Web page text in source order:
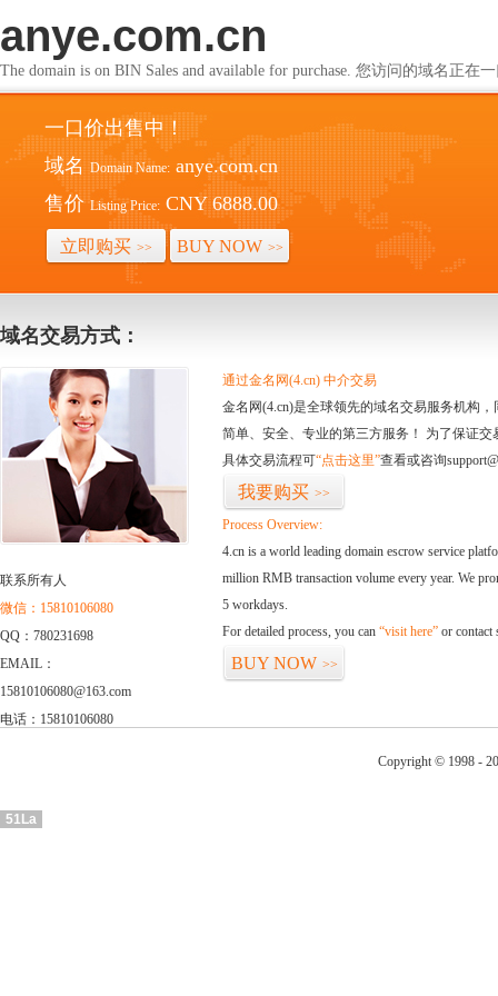
anye.com.cn
The domain is on BIN Sales and available for purchase. 您访问的域名正在
一口价出售中！
域名 Domain Name: anye.com.cn
售价 Listing Price: CNY 6888.00
立即购买 >> BUY NOW >>
域名交易方式：
联系所有人
微信：15810106080
QQ：780231698
EMAIL：
15810106080@163.com
电话：15810106080
通过金名网(4.cn) 中介交易
金名网(4.cn)是全球领先的域名交易服务机构
简单、安全、专业的第三方服务！ 为了保证
具体交易流程可“点击这里”查看或咨询
我要购买 >>
Process Overview:
4.cn is a world leading domain escrow service
million RMB transaction volume every year. We
5 workdays.
For detailed process, you can “visit here” or contact
BUY NOW >>
Copyright © 1998 -
51La